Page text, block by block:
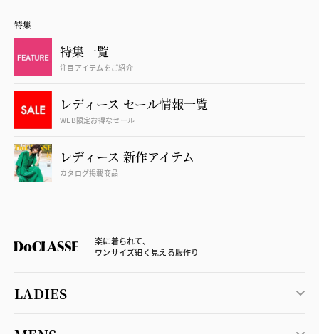
特集
特集一覧
注目アイテムをご紹介
レディース セール情報一覧
WEB限定お得なセール
レディース 新作アイテム
カタログ掲載商品
楽に着られて、
ワンサイズ細く見える服作り
LADIES